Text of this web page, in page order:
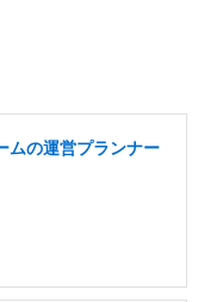
ムの運営プランナー